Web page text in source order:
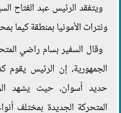
ويتفقد الرئيس عبد الفتاح
ونترات الأمونيا بمنطقة كيما
وقال السفير بسام راضي
الجمهورية، إن الرئيس
حديد أسوان، حيث يشهد
المتحركة الجديدة بمختلف